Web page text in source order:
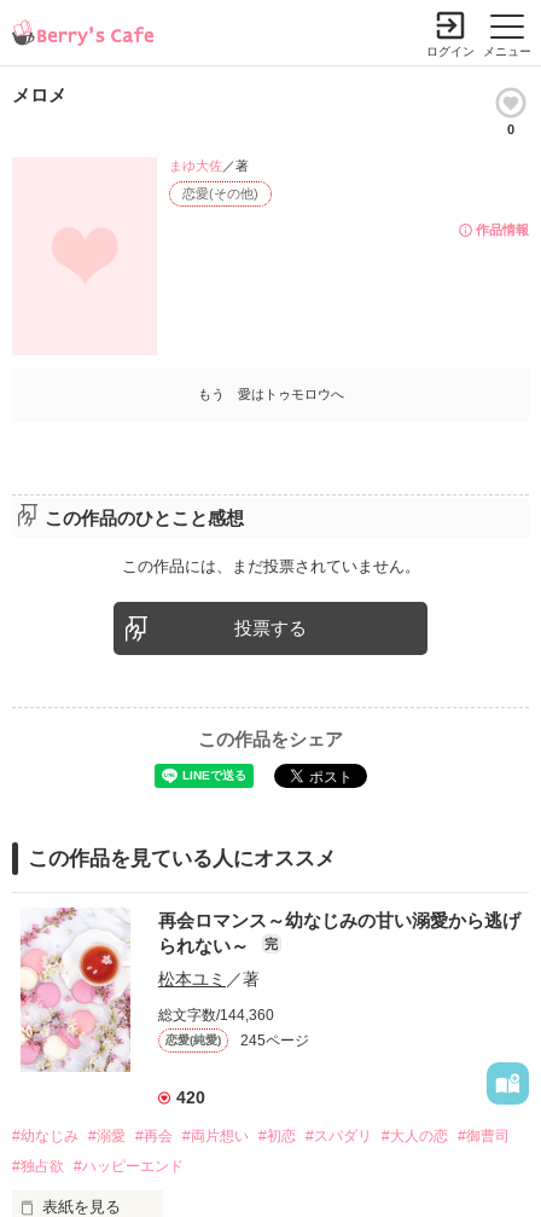
メニュー
ログイン
メロメ
0
作品情報
恋愛(その他)
まゆ大佐／著
もう 愛はトゥモロウへ
この作品のひとこと感想
この作品には、まだ投票されていません。
投票する
この作品をシェア
この作品を見ている人にオススメ
再会ロマンス～幼なじみの甘い溺愛から逃げ
られない～
完
松本ユミ ／著
総文字数/144,360
恋愛(純愛) 245ページ
420
#幼なじみ #溺愛 #再会 #両片想い #初恋 #スパダリ #大人の恋 #御曹司
#独占欲
#ハッピーエンド
表紙を見る